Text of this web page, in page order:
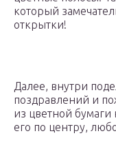
который
открытки!
Далее, внутри
поздравлений и
из цветной бумаги
его по центру,